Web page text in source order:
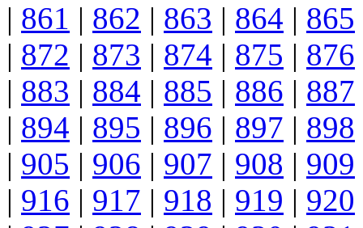
| 861 | 862 | 863 | 864 | 865
| 872 | 873 | 874 | 875 | 876
| 883 | 884 | 885 | 886 | 887
| 894 | 895 | 896 | 897 | 898
| 905 | 906 | 907 | 908 | 909
| 916 | 917 | 918 | 919 | 920